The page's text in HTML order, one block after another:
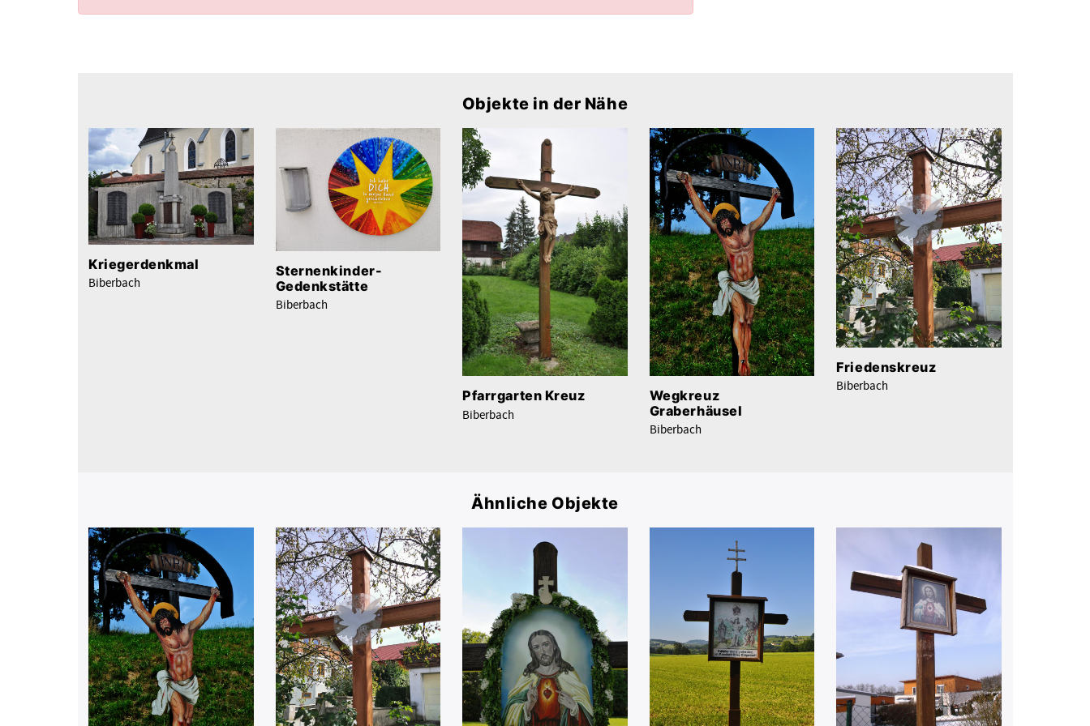
Objekte in der Nähe
Kriegerdenkmal
Biberbach
Sternenkinder-
Gedenkstätte
Biberbach
Pfarrgarten Kreuz
Biberbach
Wegkreuz
Graberhäusel
Biberbach
Friedenskreuz
Biberbach
Ähnliche Objekte